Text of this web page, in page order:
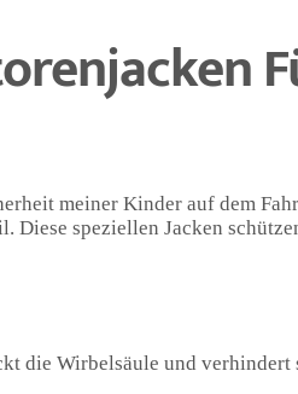
meiner Kinder auf dem
speziellen Jacken
die Wirbelsäule und verhindert